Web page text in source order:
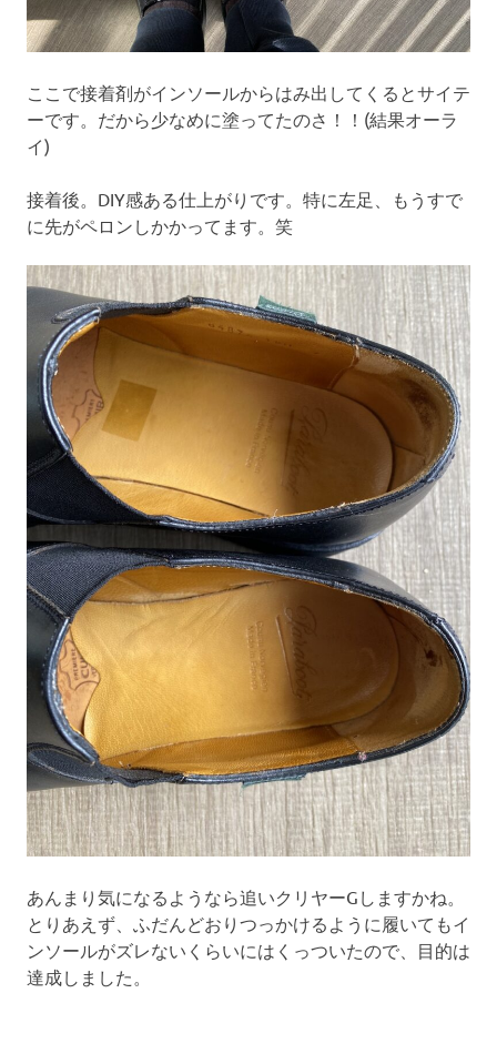
ここで接着剤がインソールからはみ出してくるとサイテ
ーです。だから少なめに塗ってたのさ！！(結果オーラ
イ)
接着後。DIY感ある仕上がりです。特に左足、もうすで
に先がペロンしかかってます。笑
あんまり気になるようなら追いクリヤーGしますかね。
とりあえず、ふだんどおりつっかけるように履いてもイ
ンソールがズレないくらいにはくっついたので、目的は
達成しました。